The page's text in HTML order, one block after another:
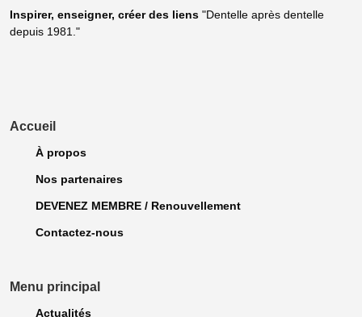
Inspirer, enseigner, créer des liens "Dentelle après dentelle
depuis 1981."
Accueil
À propos
Nos partenaires
DEVENEZ MEMBRE / Renouvellement
Contactez-nous
Menu principal
Actualités